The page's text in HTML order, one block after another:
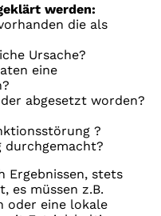
werden:
die als
Ursache?
eine
abgesetzt worden?
?
durchgemacht?
Ergebnissen, stets
es müssen z.B.
oder eine lokale